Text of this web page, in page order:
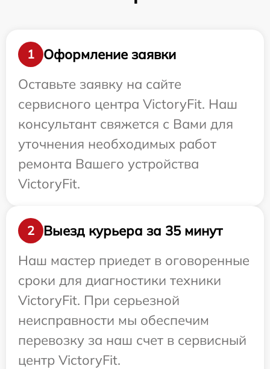
1
Оформление заявки
Оставьте заявку на сайте
сервисного центра VictoryFit. Наш
консультант свяжется с Вами для
уточнения необходимых работ
ремонта Вашего устройства
VictoryFit.
2
Выезд курьера за 35 минут
Наш мастер приедет в оговоренные
сроки для диагностики техники
VictoryFit. При серьезной
неисправности мы обеспечим
перевозку за наш счет в сервисный
центр VictoryFit.